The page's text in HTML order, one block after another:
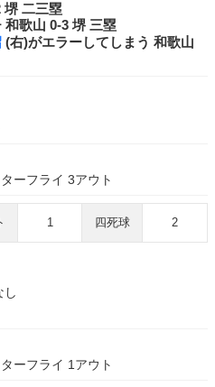
堺 二三塁
歌山 0-3 堺 三塁
(右)がエラーしてしまう 和歌山
ーフライ 3アウト
1 四死球 2
し
ーフライ 1アウト